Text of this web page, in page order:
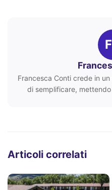
Francesca Conti crede in
di semplificare,
Articoli correlati